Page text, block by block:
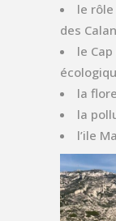
le
des
le
la
la
l’ile